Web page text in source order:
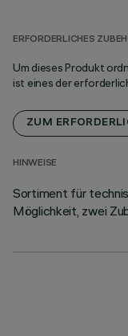
ERFORDERLICHES
Um dieses Produkt
ist eines der
ZUM
HINWEISE
Sortiment für
Möglichkeit, zwei